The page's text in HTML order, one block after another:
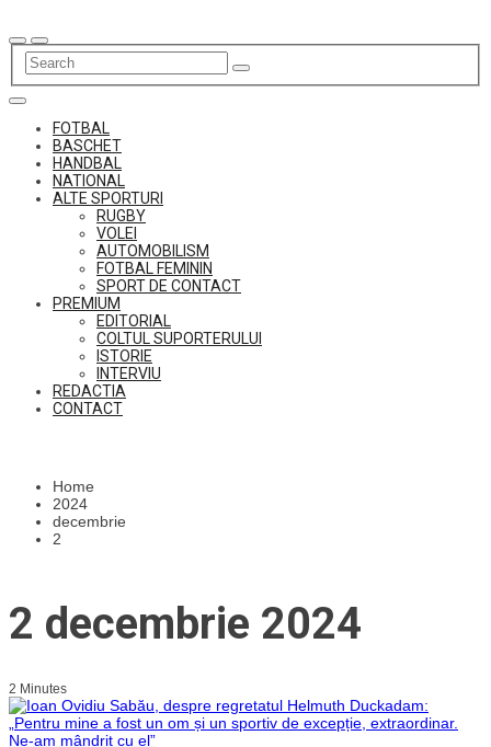
to
content
FOTBAL
BASCHET
HANDBAL
NATIONAL
ALTE SPORTURI
RUGBY
VOLEI
AUTOMOBILISM
FOTBAL FEMININ
SPORT DE CONTACT
PREMIUM
EDITORIAL
COLTUL SUPORTERULUI
ISTORIE
INTERVIU
REDACTIA
CONTACT
Home
2024
decembrie
2
2 decembrie 2024
2 Minutes